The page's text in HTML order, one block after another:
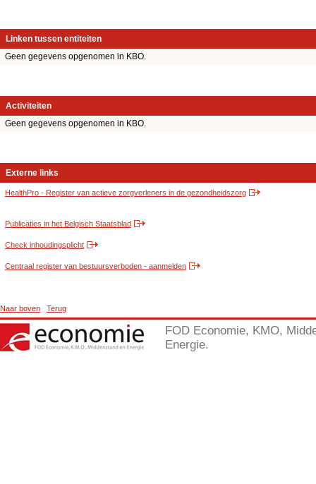
Linken tussen entiteiten
Geen gegevens opgenomen in KBO.
Activiteiten
Geen gegevens opgenomen in KBO.
Externe links
HealthPro - Register van actieve zorgverleners in de gezondheidszorg
Publicaties in het Belgisch Staatsblad
Check inhoudingsplicht
Centraal register van bestuursverboden - aanmelden
Naar boven Terug
FOD Economie, KMO,
Energie.